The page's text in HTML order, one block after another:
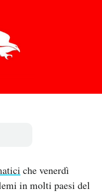
che venerdì
in molti paesi del